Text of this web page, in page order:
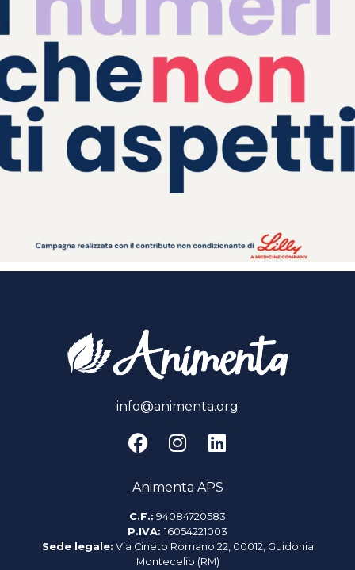
info@animenta.org
Animenta APS
C.F.: 94084720583
P.IVA: 16054221003
Sede legale: Via Cineto Romano 22, 00012, Guidonia
Montecelio (RM)